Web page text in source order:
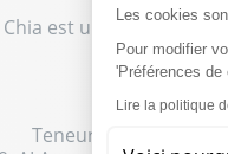
Les cookies
Pour modifier
'Préférences de
Lire la politique
est une
Teneur en